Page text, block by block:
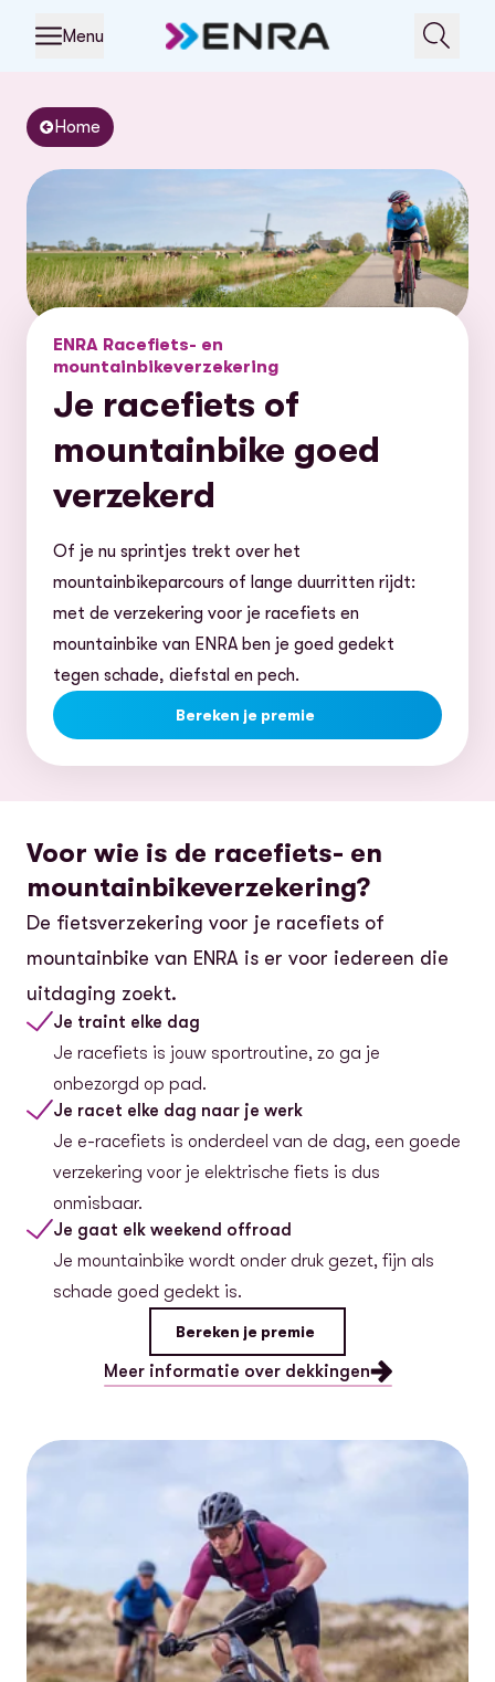
Menu
Home
ENRA Racefiets- en
mountainbikeverzekering
Je racefiets of
mountainbike goed
verzekerd
Of je nu sprintjes trekt over het
mountainbikeparcours of lange duurritten rijdt:
met de verzekering voor je racefiets en
mountainbike van ENRA ben je goed gedekt
tegen schade, diefstal en pech.
Bereken je premie
Voor wie is de racefiets- en
mountainbikeverzekering?
De fietsverzekering voor je racefiets of
mountainbike van ENRA is er voor iedereen die
uitdaging zoekt.
Je traint elke dag
Je racefiets is jouw sportroutine, zo ga je
onbezorgd op pad.
Je racet elke dag naar je werk
Je e-racefiets is onderdeel van de dag, een goede
verzekering voor je elektrische fiets is dus
onmisbaar.
Je gaat elk weekend offroad
Je mountainbike wordt onder druk gezet, fijn als
schade goed gedekt is.
Bereken je premie
Meer informatie over dekkingen